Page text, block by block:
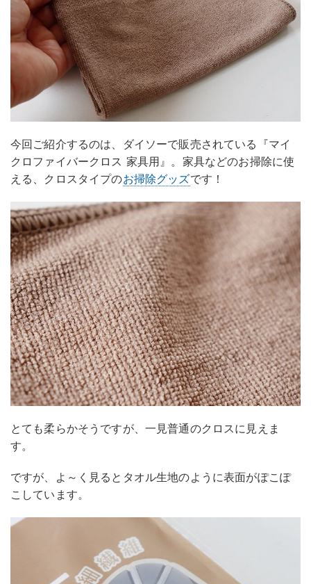
今回ご紹介するのは、ダイソーで販売されている『マイ
クロファイバークロス 家具用』。家具などのお掃除に使
える、クロスタイプのお掃除グッズです！
とても柔らかそうですが、一見普通のクロスに見えま
す。
ですが、よ～く見るとタオル生地のように表面がぽこぽ
こしています。